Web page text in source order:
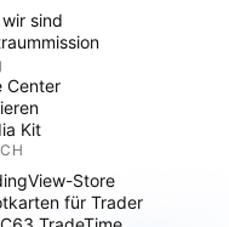
sind
Center
Kit
Store
für Trader